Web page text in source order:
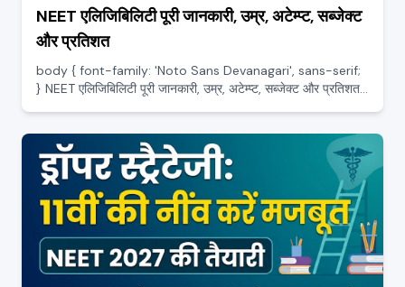
NEET एलिजिबिलिटी पूरी जानकारी, उम्र, अटेम्प्ट, सब्जेक्ट
और प्रतिशत
body { font-family: 'Noto Sans Devanagari', sans-serif;
} NEET एलिजिबिलिटी पूरी जानकारी, उम्र, अटेम्प्ट, सब्जेक्ट और प्रतिशत